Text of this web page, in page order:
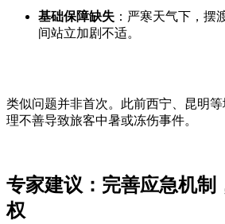
基础保障缺失 ：严寒天气下，摆
间站立加剧不适。
类似问题并非首次。此前西宁、昆明
理不善导致旅客中暑或冻伤事件。
专家建议：完善应急机制
权